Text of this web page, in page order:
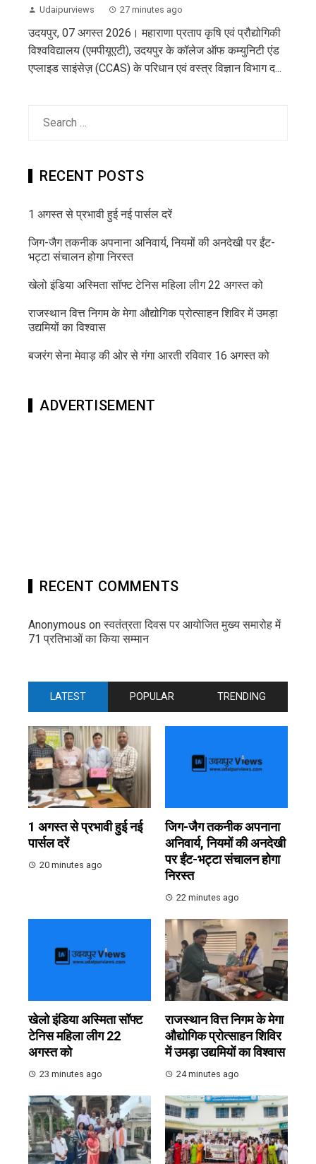
Udaipurviews 27 minutes ago
उदयपुर, 07 अगस्त 2026। महाराणा प्रताप कृषि एवं प्रौद्योगिकी
विश्वविद्यालय (एमपीयूएटी), उदयपुर के कॉलेज ऑफ कम्युनिटी एंड
एप्लाइड साइंसेज़ (CCAS) के परिधान एवं वस्त्र विज्ञान विभाग द...
RECENT POSTS
1 अगस्त से प्रभावी हुई नई पार्सल दरें
जिग-जैग तकनीक अपनाना अनिवार्य, नियमों की अनदेखी पर ईंट-
भट्टा संचालन होगा निरस्त
खेलो इंडिया अस्मिता सॉफ्ट टेनिस महिला लीग 22 अगस्त को
राजस्थान वित्त निगम के मेगा औद्योगिक प्रोत्साहन शिविर में उमड़ा
उद्यमियों का विश्वास
बजरंग सेना मेवाड़ की ओर से गंगा आरती रविवार 16 अगस्त को
ADVERTISEMENT
RECENT COMMENTS
Anonymous onस्वतंत्रता दिवस पर आयोजित मुख्य समारोह में
71 प्रतिभाओं का किया सम्मान
LATEST POPULAR TRENDING
1 अगस्त से प्रभावी हुई नई
पार्सल दरें
20 minutes ago
जिग-जैग तकनीक अपनाना
अनिवार्य, नियमों की अनदेखी
पर ईंट-भट्टा संचालन होगा
निरस्त
22 minutes ago
खेलो इंडिया अस्मिता सॉफ्ट
टेनिस महिला लीग 22
अगस्त को
23 minutes ago
राजस्थान वित्त निगम के मेगा
औद्योगिक प्रोत्साहन शिविर
में उमड़ा उद्यमियों का विश्वास
24 minutes ago